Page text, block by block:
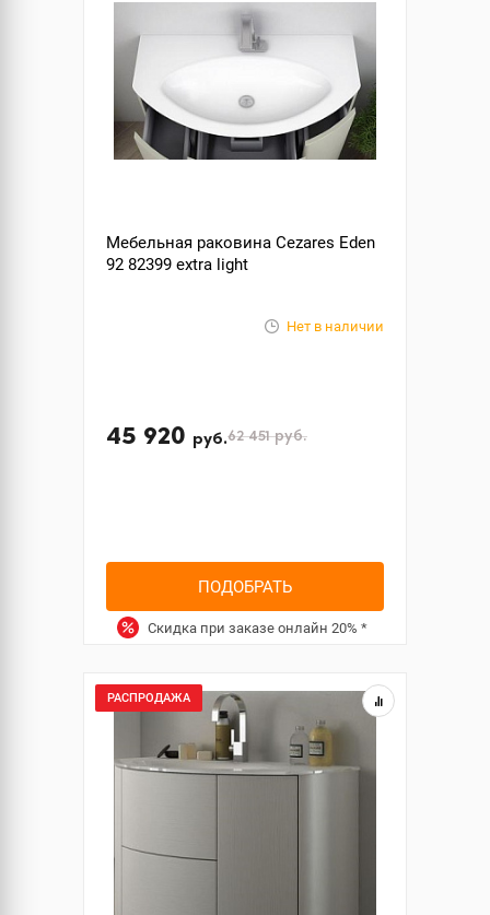
Мебельная раковина Cezares Eden
92 82399 extra light
Нет в наличии
45 920 руб.62 451руб.
ПОДОБРАТЬ
Скидка при заказе онлайн 20% *
РАСПРОДАЖА